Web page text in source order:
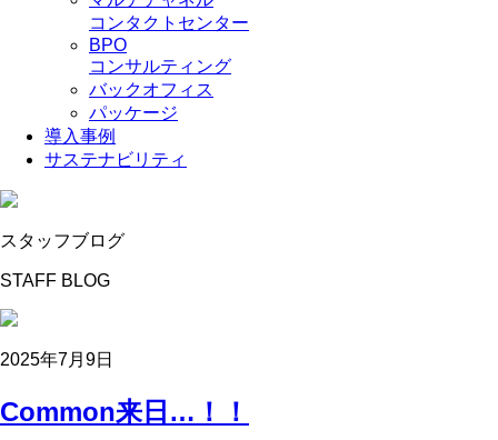
コンタクトセンター
BPO
コンサルティング
バックオフィス
パッケージ
導入事例
サステナビリティ
スタッフブログ
STAFF BLOG
2025年7月9日
Common来日…！！